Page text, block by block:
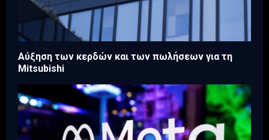
Aύξηση των κερδών και των πωλήσεων για τη
Mitsubishi